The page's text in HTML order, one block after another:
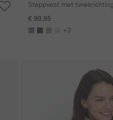
Steppvest met
€ 99,95
+3